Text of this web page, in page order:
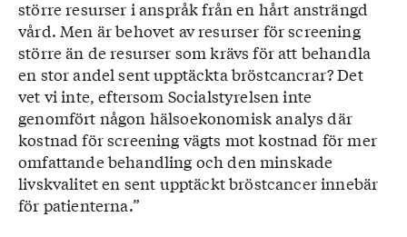
större resurser i anspråk från en hårt ansträngd
vård. Men är behovet av resurser för screening
större än de resurser som krävs för att behandla
en stor andel sent upptäckta bröstcancrar? Det
vet vi inte, eftersom Socialstyrelsen inte
genomfört någon hälsoekonomisk analys där
kostnad för screening vägts mot kostnad för mer
omfattande behandling och den minskade
livskvalitet en sent upptäckt bröstcancer innebär
för patienterna.”